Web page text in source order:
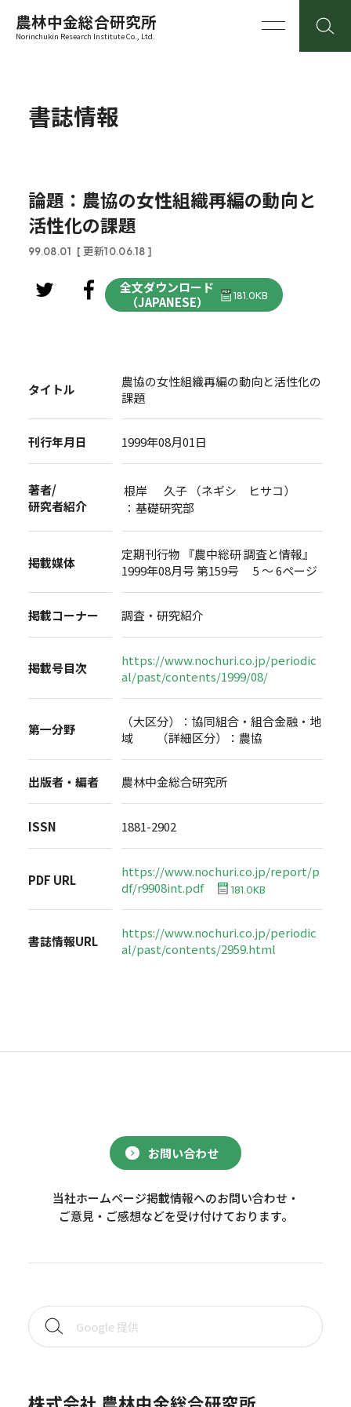
農林中金総合研究所
Norinchukin Research Institute Co., Ltd.
書誌情報
論題：農協の女性組織再編の動向と
活性化の課題
99.08.01 [ 更新10.06.18 ]
全文ダウンロード
（JAPANESE）
181.0KB
タイトル
農協の女性組織再編の動向と活性化の
課題
刊行年月日 1999年08月01日
著者/
研究者紹介
根岸 久子 （ネギシ ヒサコ）
：基礎研究部
掲載媒体
定期刊行物 『農中総研 調査と情報』
1999年08月号 第159号 5 ～ 6ページ
掲載コーナー 調査・研究紹介
掲載号目次
https://www.nochuri.co.jp/periodic
al/past/contents/1999/08/
第一分野
（大区分）：協同組合・組合金融・地
域 （詳細区分）：農協
出版者・編者 農林中金総合研究所
ISSN 1881-2902
PDF URL
https://www.nochuri.co.jp/report/p
df/r9908int.pdf
181.0KB
書誌情報URL
https://www.nochuri.co.jp/periodic
al/past/contents/2959.html
お問い合わせ
当社ホームページ掲載情報へのお問い合わせ・
ご意見・ご感想などを受け付けております。